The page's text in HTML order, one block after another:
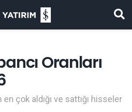
Oranları
en çok aldığı ve sattığı hisseler